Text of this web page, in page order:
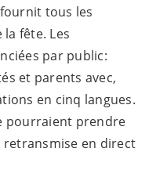
fournit tous les
fête. Les
par public:
et parents avec,
en cinq langues.
pourraient prendre
en direct